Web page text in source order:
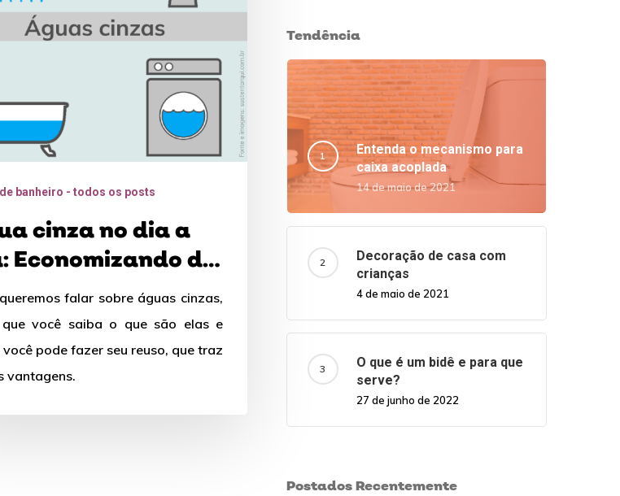
banheiro - todos os posts
cinza no dia a
Economizando de
sustentável
falar sobre águas cinzas,
você saiba o que são elas e
você pode fazer seu reuso, que traz
vantagens.
Tendência
Entenda o mecanismo para
caixa acoplada
14 de maio de 2021
Decoração de casa com
crianças
4 de maio de 2021
O que é um bidê e para que
serve?
27 de junho de 2022
Postados Recentemente